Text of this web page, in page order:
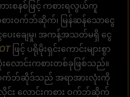
ားစနစ်ဖြင့် ကစားရလွယ်ကူ
ားဝက်ဘ်ဆိုက်၊ မြန်ဆန်သောငွေ
ေပေးချေမှု၊ အကန့်အသတ်မရှိ ငွေ
ဖြင့် ပရိုမိုးရှင်းကောင်းများစွာ
လောင်းကစားတစ်ခုဖြစ်သည်။
ဝက်ဘ်ဆိုဒ်သည် အရာအားလုံးကို
င်း လောင်းကစား ဝက်ဘ်ဆိုက်